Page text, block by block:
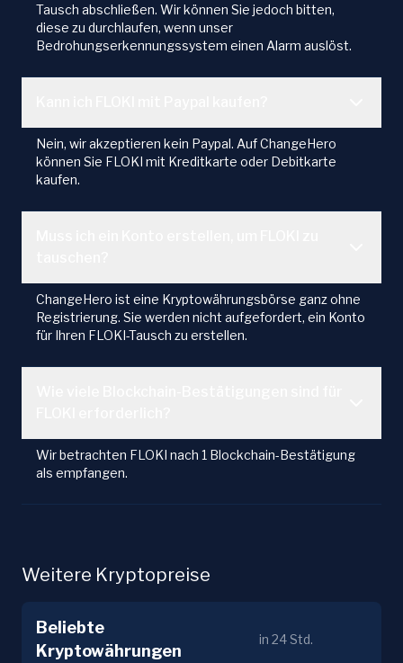
Tausch abschließen. Wir können Sie jedoch bitten,
diese zu durchlaufen, wenn unser
Bedrohungserkennungssystem einen Alarm auslöst.
Nein, wir akzeptieren kein Paypal. Auf ChangeHero
können Sie FLOKI mit Kreditkarte oder Debitkarte
kaufen.
ChangeHero ist eine Kryptowährungsbörse ganz ohne
Registrierung. Sie werden nicht aufgefordert, ein Konto
für Ihren FLOKI-Tausch zu erstellen.
Wir betrachten FLOKI nach 1 Blockchain-Bestätigung
als empfangen.
Weitere Kryptopreise
Beliebte
Kryptowährungen
in 24 Std.